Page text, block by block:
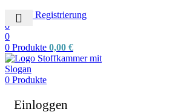
Login / Registrierung
0
0
0 Produkte 0,00 €
0 Produkte
Einloggen